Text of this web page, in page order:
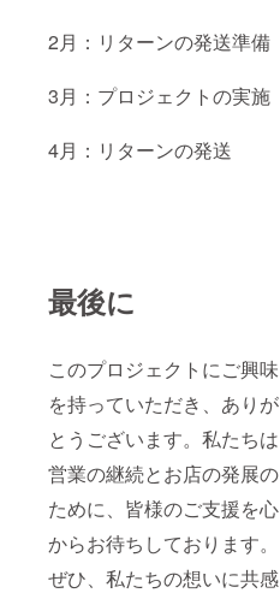
2月：リターンの発送準備
3月：プロジェクトの実施
4月：リターンの発送
最後に
このプロジェクトにご興味
を持っていただき、ありが
とうございます。私たちは
営業の継続とお店の発展の
ために、皆様のご支援を心
からお待ちしております。
ぜひ、私たちの想いに共感